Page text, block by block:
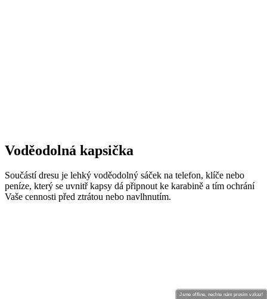
Voděodolná kapsička
Součástí dresu je lehký voděodolný sáček na telefon, klíče nebo
peníze, který se uvnitř kapsy dá připnout ke karabině a tím ochrání
Vaše cennosti před ztrátou nebo navlhnutím.
Jsme offline, nechte nám prosím vzkaz!